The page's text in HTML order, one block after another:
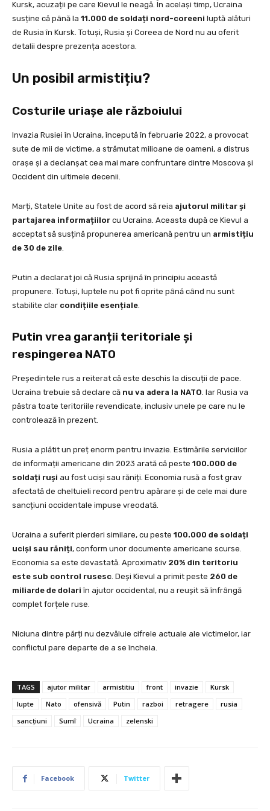
Kursk, acuzații pe care Kievul le neagă. În același timp, Ucraina
susține că până la 11.000 de soldați nord-coreeni luptă alături
de Rusia în Kursk. Totuși, Rusia și Coreea de Nord nu au oferit
detalii despre prezența acestora.
Un posibil armistițiu?
Costurile uriașe ale războiului
Invazia Rusiei în Ucraina, începută în februarie 2022, a provocat
sute de mii de victime, a strămutat milioane de oameni, a distrus
orașe și a declanșat cea mai mare confruntare dintre Moscova și
Occident din ultimele decenii.
Marți, Statele Unite au fost de acord să reia ajutorul militar și
partajarea informațiilor cu Ucraina. Aceasta după ce Kievul a
acceptat să susțină propunerea americană pentru un armistițiu
de 30 de zile.
Putin a declarat joi că Rusia sprijină în principiu această
propunere. Totuși, luptele nu pot fi oprite până când nu sunt
stabilite clar condițiile esențiale.
Putin vrea garanții teritoriale și
respingerea NATO
Președintele rus a reiterat că este deschis la discuții de pace.
Ucraina trebuie să declare că nu va adera la NATO. Iar Rusia va
păstra toate teritoriile revendicate, inclusiv unele pe care nu le
controlează în prezent.
Rusia a plătit un preț enorm pentru invazie. Estimările serviciilor
de informații americane din 2023 arată că peste 100.000 de
soldați ruși au fost uciși sau răniți. Economia rusă a fost grav
afectată de cheltuieli record pentru apărare și de cele mai dure
sancțiuni occidentale impuse vreodată.
Ucraina a suferit pierderi similare, cu peste 100.000 de soldați
uciși sau răniți, conform unor documente americane scurse.
Economia sa este devastată. Aproximativ 20% din teritoriu
este sub control rusesc. Deși Kievul a primit peste 260 de
miliarde de dolari în ajutor occidental, nu a reușit să înfrângă
complet forțele ruse.
Niciuna dintre părți nu dezvăluie cifrele actuale ale victimelor, iar
conflictul pare departe de a se încheia.
TAGS ajutor militar armistitiu front invazie
Kursk
lupte
Nato ofensivă Putin razboi retragere
rusia
sancțiuni
Sumî Ucraina zelenski
Facebook Twitter